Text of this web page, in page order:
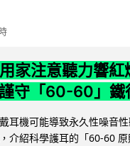
家注意聽力響紅
守「60-60」鐵
耳機可能導致永久性噪音
介紹科學護耳的「60-60